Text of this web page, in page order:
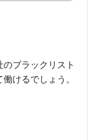
ブラックリスト
けるでしょう。